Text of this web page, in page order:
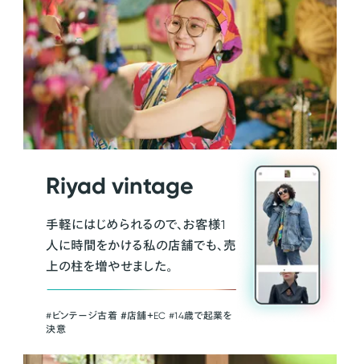
Riyad vintage
手軽にはじめられるので、お客様1
人に時間をかける私の店舗でも、売
上の柱を増やせました。
#ビンテージ古着 ＃店舗＋EC #14歳で起業を
決意